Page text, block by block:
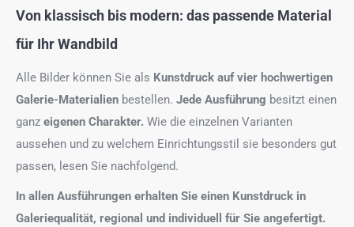
Von klassisch bis modern: das passende Material
für Ihr Wandbild
Alle Bilder können Sie als Kunstdruck auf vier hochwertigen
Galerie-Materialien bestellen. Jede Ausführung besitzt einen
ganz eigenen Charakter. Wie die einzelnen Varianten
aussehen und zu welchem Einrichtungsstil sie besonders gut
passen, lesen Sie nachfolgend.
In allen Ausführungen erhalten Sie einen Kunstdruck in
Galeriequalität, regional und individuell für Sie angefertigt.